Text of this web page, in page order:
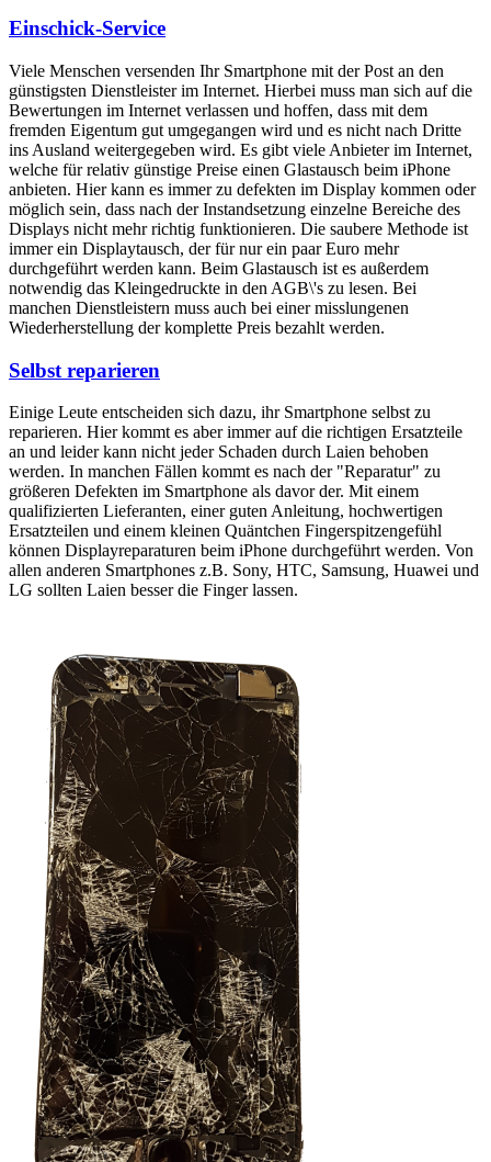
Einschick-Service
Viele Menschen versenden Ihr Smartphone mit der Post an den
günstigsten Dienstleister im Internet. Hierbei muss man sich auf die
Bewertungen im Internet verlassen und hoffen, dass mit dem
fremden Eigentum gut umgegangen wird und es nicht nach Dritte
ins Ausland weitergegeben wird. Es gibt viele Anbieter im Internet,
welche für relativ günstige Preise einen Glastausch beim iPhone
anbieten. Hier kann es immer zu defekten im Display kommen oder
möglich sein, dass nach der Instandsetzung einzelne Bereiche des
Displays nicht mehr richtig funktionieren. Die saubere Methode ist
immer ein Displaytausch, der für nur ein paar Euro mehr
durchgeführt werden kann. Beim Glastausch ist es außerdem
notwendig das Kleingedruckte in den AGB\'s zu lesen. Bei
manchen Dienstleistern muss auch bei einer misslungenen
Wiederherstellung der komplette Preis bezahlt werden.
Selbst reparieren
Einige Leute entscheiden sich dazu, ihr Smartphone selbst zu
reparieren. Hier kommt es aber immer auf die richtigen Ersatzteile
an und leider kann nicht jeder Schaden durch Laien behoben
werden. In manchen Fällen kommt es nach der "Reparatur" zu
größeren Defekten im Smartphone als davor der. Mit einem
qualifizierten Lieferanten, einer guten Anleitung, hochwertigen
Ersatzteilen und einem kleinen Quäntchen Fingerspitzengefühl
können Displayreparaturen beim iPhone durchgeführt werden. Von
allen anderen Smartphones z.B. Sony, HTC, Samsung, Huawei und
LG sollten Laien besser die Finger lassen.